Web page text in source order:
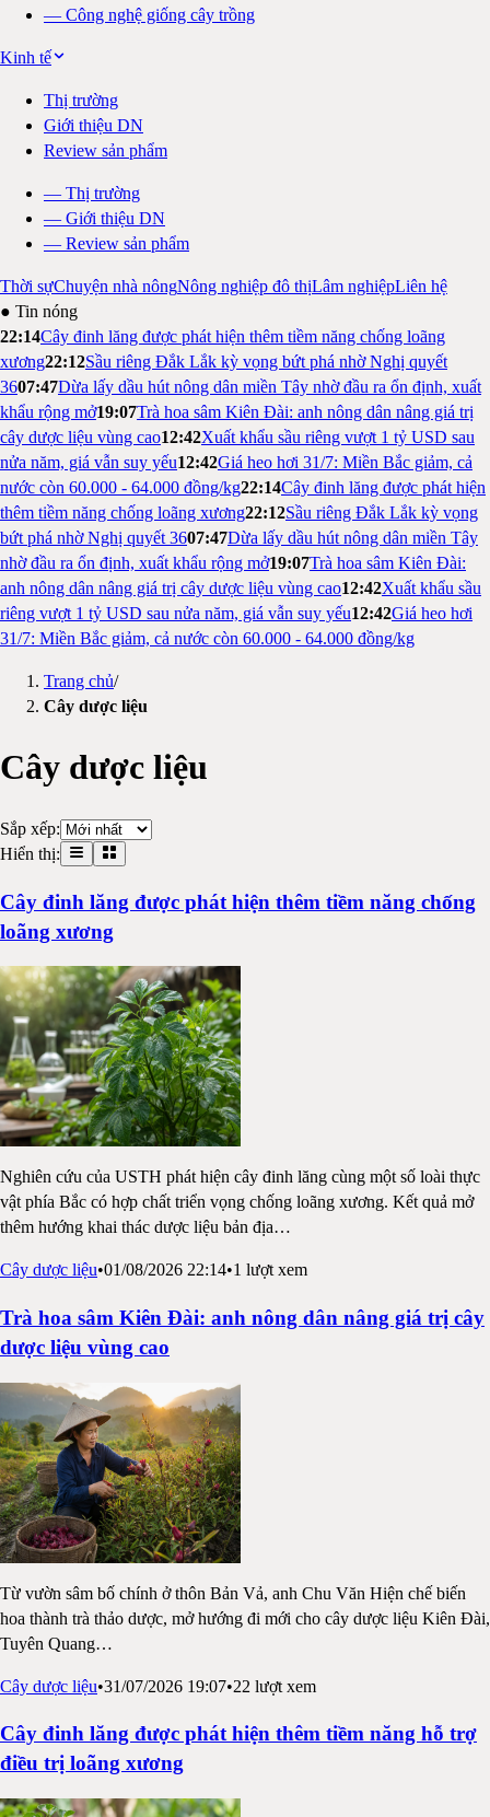
— Công nghệ giống cây trồng
Kinh tế
Thị trường
Giới thiệu DN
Review sản phẩm
— Thị trường
— Giới thiệu DN
— Review sản phẩm
Thời sựChuyện nhà nôngNông nghiệp đô thịLâm nghiệpLiên hệ
● Tin nóng
22:14Cây đinh lăng được phát hiện thêm tiềm năng chống loãng
xương22:12Sầu riêng Đắk Lắk kỳ vọng bứt phá nhờ Nghị quyết
3607:47Dừa lấy dầu hút nông dân miền Tây nhờ đầu ra ổn định, xuất
khẩu rộng mở19:07Trà hoa sâm Kiên Đài: anh nông dân nâng giá trị
cây dược liệu vùng cao12:42Xuất khẩu sầu riêng vượt 1 tỷ USD sau
nửa năm, giá vẫn suy yếu12:42Giá heo hơi 31/7: Miền Bắc giảm, cả
nước còn 60.000 - 64.000 đồng/kg22:14Cây đinh lăng được phát hiện
thêm tiềm năng chống loãng xương22:12Sầu riêng Đắk Lắk kỳ vọng
bứt phá nhờ Nghị quyết 3607:47Dừa lấy dầu hút nông dân miền Tây
nhờ đầu ra ổn định, xuất khẩu rộng mở19:07Trà hoa sâm Kiên Đài:
anh nông dân nâng giá trị cây dược liệu vùng cao12:42Xuất khẩu sầu
riêng vượt 1 tỷ USD sau nửa năm, giá vẫn suy yếu12:42Giá heo hơi
31/7: Miền Bắc giảm, cả nước còn 60.000 - 64.000 đồng/kg
Trang chủ/
Cây dược liệu
Cây dược liệu
Sắp xếp:
Hiển thị:
Cây đinh lăng được phát hiện thêm tiềm năng chống
loãng xương
Nghiên cứu của USTH phát hiện cây đinh lăng cùng một số loài thực
vật phía Bắc có hợp chất triển vọng chống loãng xương. Kết quả mở
thêm hướng khai thác dược liệu bản địa…
Cây dược liệu•01/08/2026 22:14•1 lượt xem
Trà hoa sâm Kiên Đài: anh nông dân nâng giá trị cây
dược liệu vùng cao
Từ vườn sâm bố chính ở thôn Bản Vả, anh Chu Văn Hiện chế biến
hoa thành trà thảo dược, mở hướng đi mới cho cây dược liệu Kiên Đài,
Tuyên Quang…
Cây dược liệu•31/07/2026 19:07•22 lượt xem
Cây đinh lăng được phát hiện thêm tiềm năng hỗ trợ
điều trị loãng xương